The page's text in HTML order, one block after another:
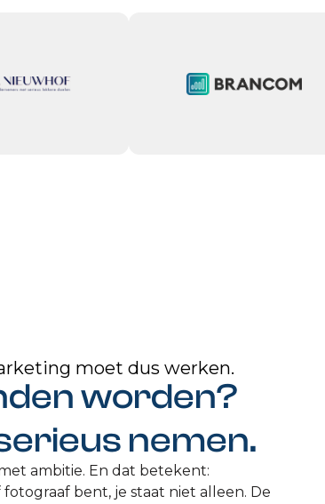
moet dus werken.
worden?
nemen.
ambitie. En dat betekent:
bent, je staat niet alleen. De